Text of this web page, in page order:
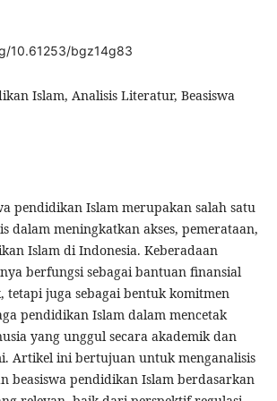
10.61253/bgz14g83
Islam, Analisis Literatur, Beasiswa
pendidikan Islam merupakan salah satu
dalam meningkatkan akses, pemerataan,
Islam di Indonesia. Keberadaan
berfungsi sebagai bantuan finansial
tetapi juga sebagai bentuk komitmen
pendidikan Islam dalam mencetak
yang unggul secara akademik dan
Artikel ini bertujuan untuk menganalisis
beasiswa pendidikan Islam berdasarkan